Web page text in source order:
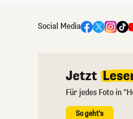
Social Media
Jetzt
Für jedes Foto in
So geht's